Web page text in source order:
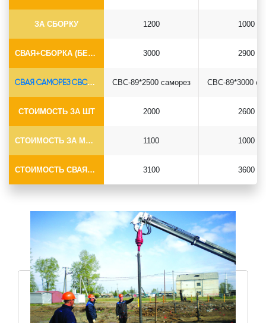
ЗА СБОРКУ
СВАЯ+СБОРКА (БЕЗ ОГОЛОВКА)
1200
3000
1000
2900
СВАЯ САМОРЕЗ СВС-Ø89*6.5
СТОИМОСТЬ ЗА ШТ
СТОИМОСТЬ ЗА МОНТАЖ
СТОИМОСТЬ СВАЯ+МОНТАЖ (БЕЗ ОГОЛОВКА)
СВС-89*2500 саморез
2000
1100
3100
СВС-89*3000
2600
1000
3600